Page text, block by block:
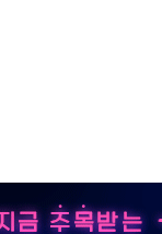
큰 변수"
텔이 습득해 전투 활용